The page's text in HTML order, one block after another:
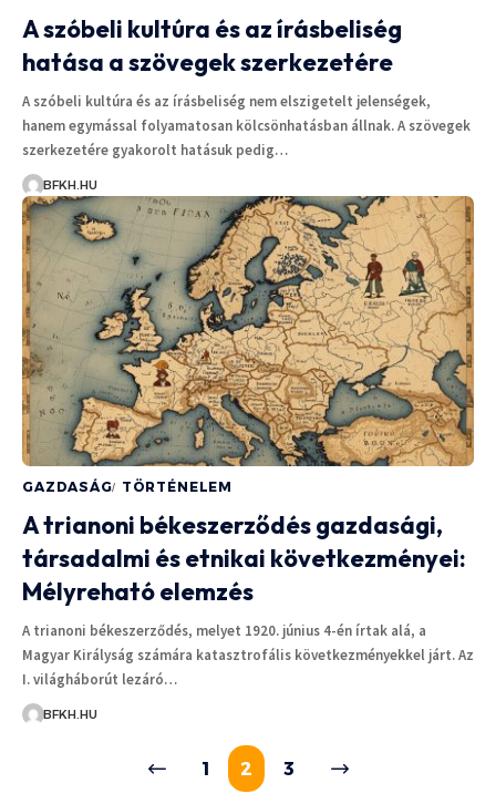
A szóbeli kultúra és az írásbeliség
hatása a szövegek szerkezetére
A szóbeli kultúra és az írásbeliség nem elszigetelt jelenségek,
hanem egymással folyamatosan kölcsönhatásban állnak. A szövegek
szerkezetére gyakorolt hatásuk pedig…
BFKH.HU
GAZDASÁG TÖRTÉNELEM
A trianoni békeszerződés gazdasági,
társadalmi és etnikai következményei:
Mélyreható elemzés
A trianoni békeszerződés, melyet 1920. június 4-én írtak alá, a
Magyar Királyság számára katasztrofális következményekkel járt. Az
I. világháborút lezáró…
BFKH.HU
1 2 3